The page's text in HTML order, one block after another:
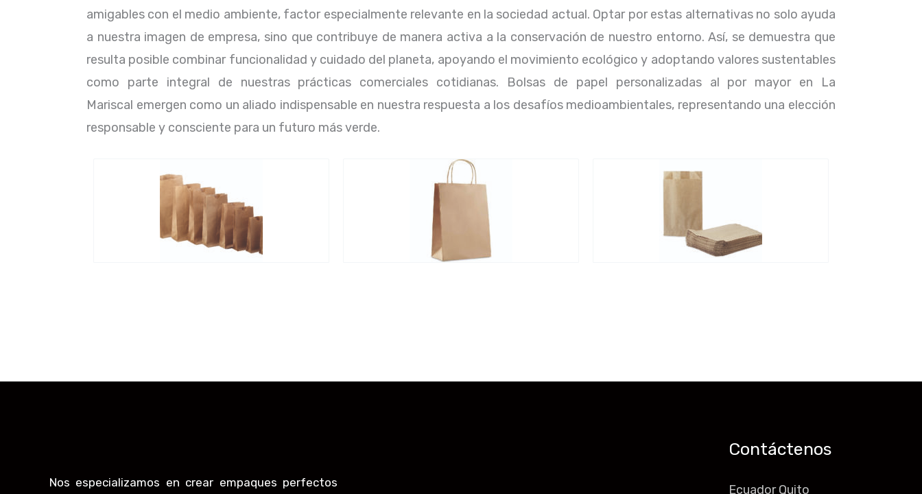
amigables con el medio ambiente, factor especialmente relevante en la sociedad actual. Optar por estas alternativas no solo ayuda
a nuestra imagen de empresa, sino que contribuye de manera activa a la conservación de nuestro entorno. Así, se demuestra que
resulta posible combinar funcionalidad y cuidado del planeta, apoyando el movimiento ecológico y adoptando valores sustentables
como parte integral de nuestras prácticas comerciales cotidianas. Bolsas de papel personalizadas al por mayor en La
Mariscal emergen como un aliado indispensable en nuestra respuesta a los desafíos medioambientales, representando una elección
responsable y consciente para un futuro más verde.
Nos especializamos en crear empaques perfectos
Contáctenos
Ecuador Quito